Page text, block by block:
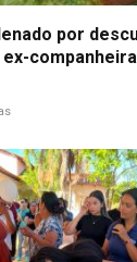
por